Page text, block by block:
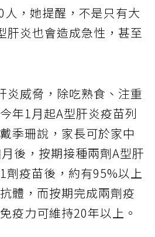
，她提醒，不是只有大
肝炎也會造成急性，甚至
炎威脅，除吃熟食、注重
年1月起A型肝炎疫苗列
季珊說，家長可於家中
後，按期接種兩劑A型肝
劑疫苗後，約有95%以上
體，而按期完成兩劑疫
疫力可維持20年以上。